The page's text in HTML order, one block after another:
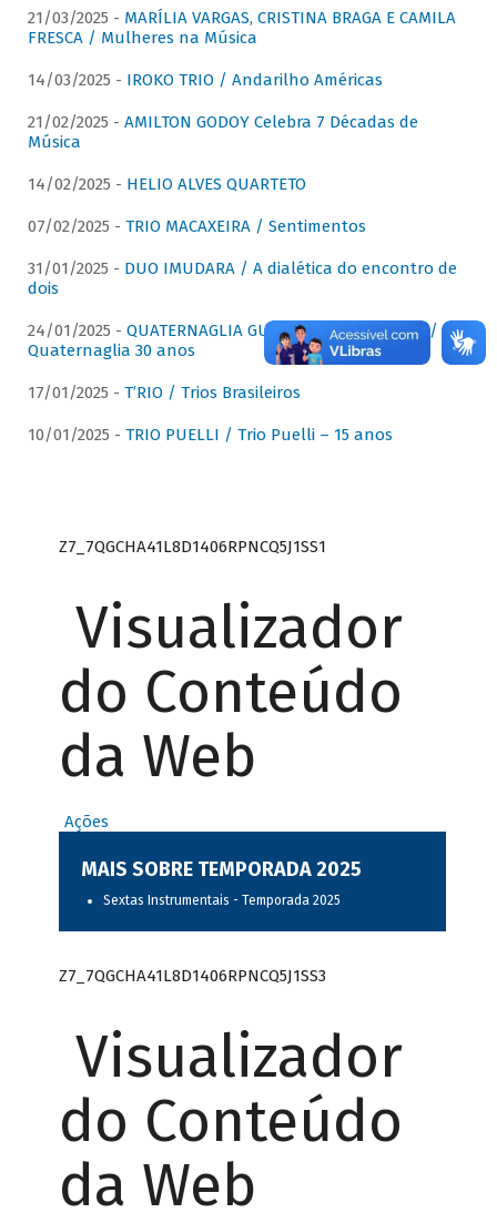
21/03/2025 - MARÍLIA VARGAS, CRISTINA BRAGA E CAMILA
FRESCA / Mulheres na Música
14/03/2025 - IROKO TRIO / Andarilho Américas
21/02/2025 - AMILTON GODOY Celebra 7 Décadas de
Música
14/02/2025 - HELIO ALVES QUARTETO
07/02/2025 - TRIO MACAXEIRA / Sentimentos
31/01/2025 - DUO IMUDARA / A dialética do encontro de
dois
24/01/2025 - QUATERNAGLIA GUITAR QUARTET (QGQ) /
Quaternaglia 30 anos
17/01/2025 - T’RIO / Trios Brasileiros
10/01/2025 - TRIO PUELLI / Trio Puelli – 15 anos
Z7_7QGCHA41L8D1406RPNCQ5J1SS1
Visualizador
do Conteúdo
da Web
Ações
MAIS SOBRE TEMPORADA 2025
Sextas Instrumentais - Temporada 2025
Z7_7QGCHA41L8D1406RPNCQ5J1SS3
Visualizador
do Conteúdo
da Web